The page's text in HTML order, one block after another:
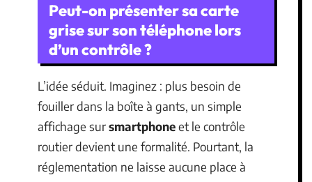
Peut-on présenter sa carte
grise sur son téléphone lors
d’un contrôle ?
L’idée séduit. Imaginez : plus besoin de
fouiller dans la boîte à gants, un simple
affichage sursmartphoneet le contrôle
routier devient une formalité. Pourtant, la
réglementation ne laisse aucune place à